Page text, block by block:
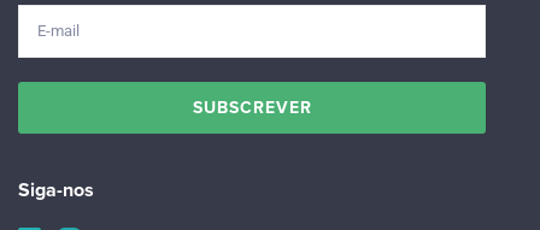
Siga-nos